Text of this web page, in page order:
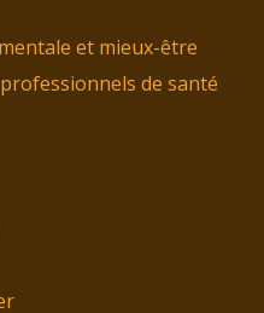
et mieux-être
de santé